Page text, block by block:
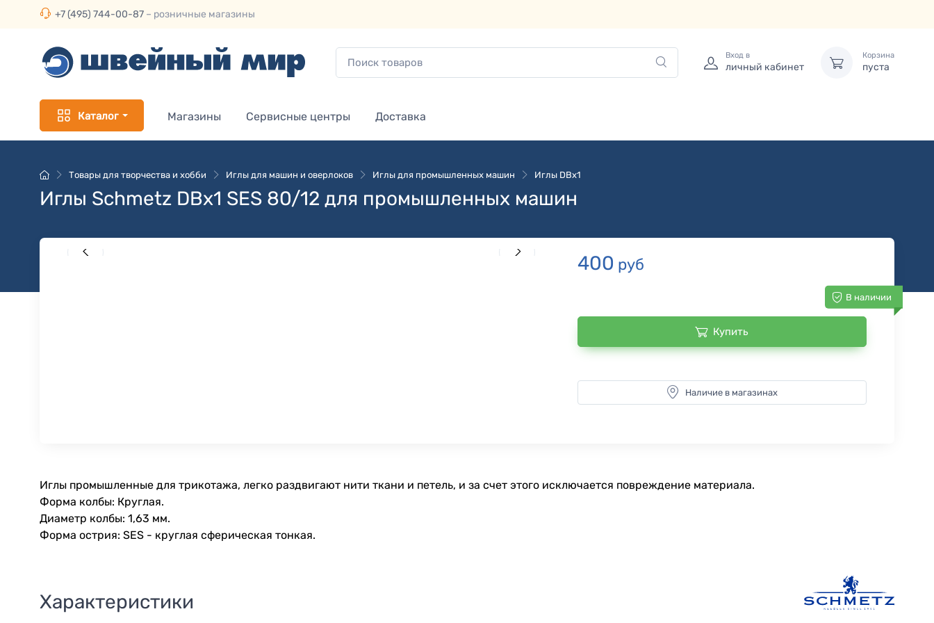
+7 (495) 744-00-87 – розничные магазины
Вход в
личный кабинет
Корзина
пуста
Каталог Магазины Сервисные центры Доставка
Товары для творчества и хобби Иглы для машин и оверлоков Иглы для промышленных машин Иглы DBx1
Иглы Schmetz DBx1 SES 80/12 для промышленных машин
400 руб
В наличии
Купить
Наличие в магазинах
Иглы промышленные для трикотажа, легко раздвигают нити ткани и петель, и за счет этого исключается повреждение материала.
Форма колбы: Круглая.
Диаметр колбы: 1,63 мм.
Форма острия: SES - круглая сферическая тонкая.
Характеристики